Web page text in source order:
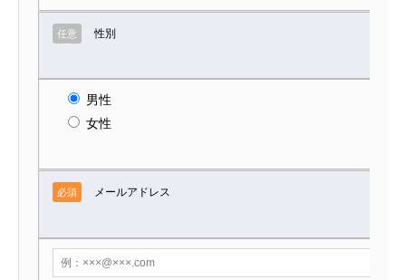
任意 性別
男性
女性
必須 メールアドレス